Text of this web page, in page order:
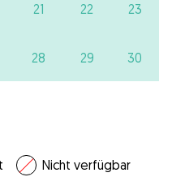
21 22 23
28 29 30
Nicht verfügbar